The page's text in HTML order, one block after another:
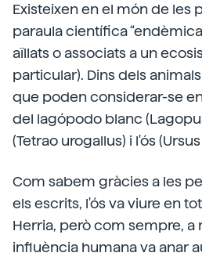
Existeixen en el món de les
paraula científica
aïllats o associats a un
particular). Dins dels
que poden considerar-se
del lagópodo blanc
(Tetrao urogallus) i l'ós
Com sabem gràcies a les
els escrits, l'ós va viure en
Herria, però com sempre, a
influència humana va anar